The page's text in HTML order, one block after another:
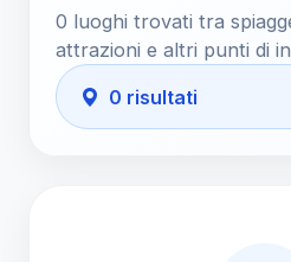
0 luoghi trovati tra
attrazioni e altri punti di
0 risultati